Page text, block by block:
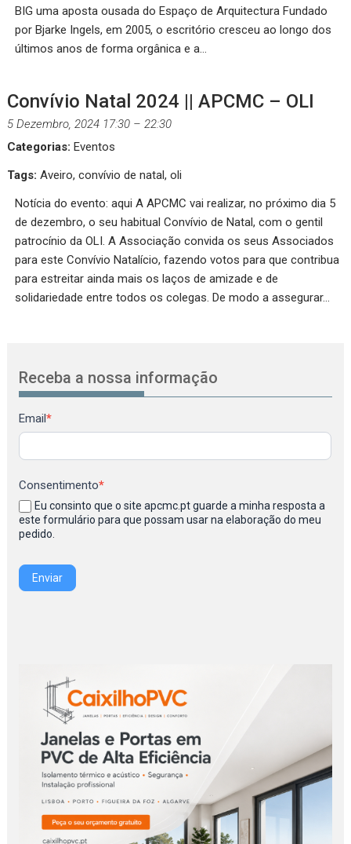
BIG uma aposta ousada do Espaço de Arquitectura Fundado
por Bjarke Ingels, em 2005, o escritório cresceu ao longo dos
últimos anos de forma orgânica e a…
Convívio Natal 2024 || APCMC – OLI
5 Dezembro, 2024 17:30 – 22:30
Categorias: Eventos
Tags: Aveiro,convívio de natal,oli
Notícia do evento: aqui A APCMC vai realizar, no próximo dia 5
de dezembro, o seu habitual Convívio de Natal, com o gentil
patrocínio da OLI. A Associação convida os seus Associados
para este Convívio Natalício, fazendo votos para que contribua
para estreitar ainda mais os laços de amizade e de
solidariedade entre todos os colegas. De modo a assegurar…
Receba a nossa informação
Newsletter
Email*
Consentimento*
Eu consinto que o site apcmc.pt guarde a minha resposta a
este formulário para que possam usar na elaboração do meu
pedido.
Enviar